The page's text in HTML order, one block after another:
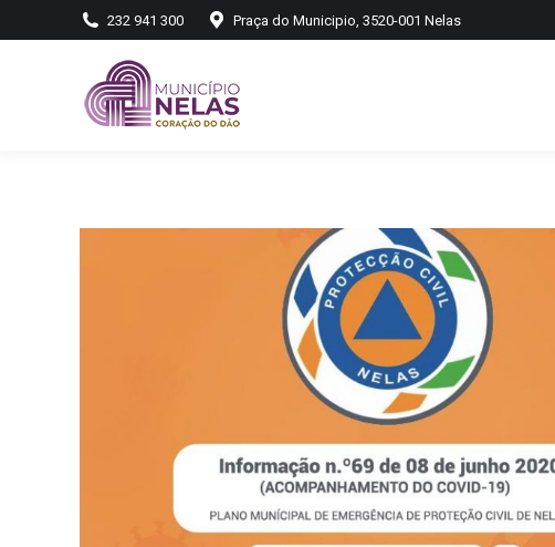
232 941 300 Praça do Municipio, 3520-001 Nelas